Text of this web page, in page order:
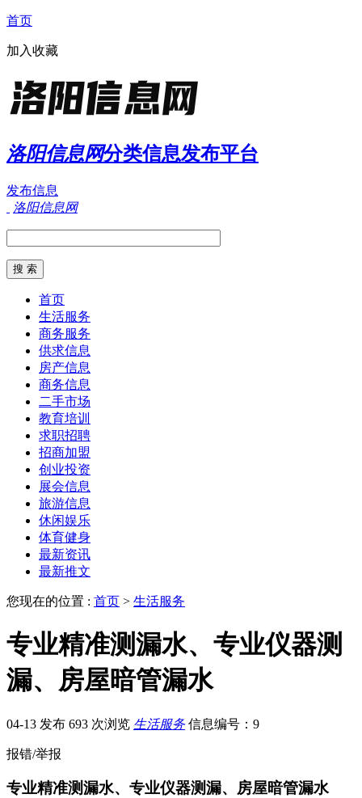
首页
加入收藏
洛阳信息网分类信息发布平台
发布信息
洛阳信息网
首页
生活服务
商务服务
供求信息
房产信息
商务信息
二手市场
教育培训
求职招聘
招商加盟
创业投资
展会信息
旅游信息
休闲娱乐
体育健身
最新资讯
最新推文
您现在的位置 : 首页 > 生活服务
专业精准测漏水、专业仪器测
漏、房屋暗管漏水
04-13 发布 693 次浏览 生活服务 信息编号：9
报错/举报
专业精准测漏水、专业仪器测漏、房屋暗管漏水